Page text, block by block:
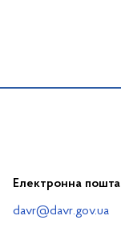
Електронна пошта
davr@davr.gov.ua